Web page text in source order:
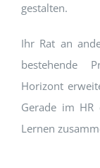
gestalten.
Ihr Rat an
bestehende
Horizont
Gerade im
Lernen